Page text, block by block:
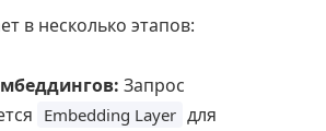
в несколько этапов:
Запрос
Embedding Layer для